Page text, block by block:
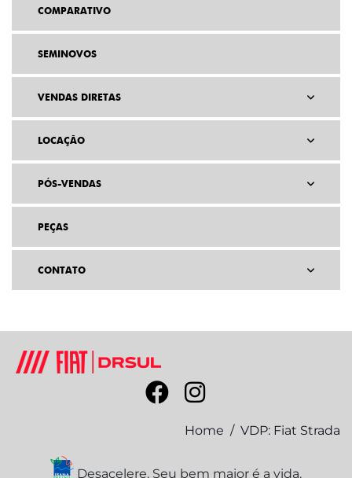
COMPARATIVO
SEMINOVOS
VENDAS DIRETAS
LOCAÇÃO
PÓS-VENDAS
PEÇAS
CONTATO
Home VDP: Fiat Strada
Desacelere. Seu bem maior é a vida.